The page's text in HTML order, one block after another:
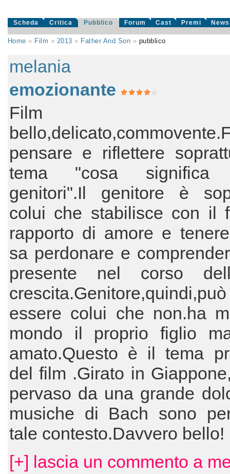
Scheda Critica Pubblico Forum Cast Premi News
Home » Film » 2013 » Father And Son » pubblico
melania
emozionante
Film
pensare e riflettere
tema "cosa significa
genitori".Il genitore è
colui che stabilisce con il
rapporto di amore e
sa perdonare e
presente nel corso
essere colui che non.ha
mondo il proprio figlio
amato.Questo è il tema
del film .Girato in
pervaso da una grande
musiche di Bach sono
tale contesto.Davvero bello!
[+] lascia un commento a